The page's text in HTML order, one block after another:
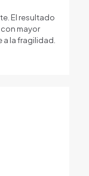
El resultado
mayor
la fragilidad.